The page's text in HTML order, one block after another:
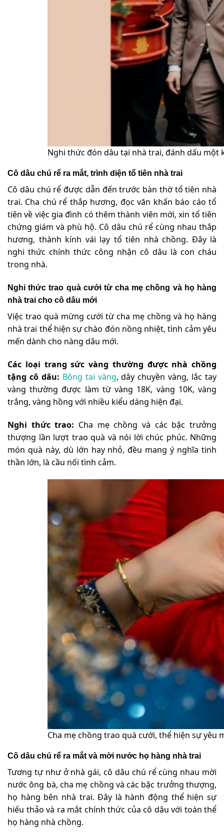
Nghi thức đón dâu tại nhà trai, đánh dấu một
Cô dâu chú rể ra mắt, trình diện tổ tiên nhà trai
Cô dâu chú rể được dẫn đến trước bàn thờ tổ tiên nhà
trai. Cha chú rể thắp hương, đọc văn khấn báo cáo tổ
tiên về việc gia đình có thêm thành viên mới, xin tổ tiên
chứng giám và phù hộ. Cô dâu chú rể cùng nhau thắp
hương, thành kính vái lạy tổ tiên nhà chồng. Đây là
nghi thức chính thức công nhận cô dâu là con cháu
trong nhà.
Nghi thức trao quà cưới từ cha mẹ chồng và họ hàng
nhà trai cho cô dâu mới
Việc trao quà mừng cưới từ cha mẹ chồng và họ hàng
nhà trai thể hiện sự chào đón nồng nhiệt, tình cảm yêu
mến dành cho nàng dâu mới.
Các loại trang sức vàng thường được nhà chồng
tặng cô dâu: Bông tai vàng, dây chuyền vàng, lắc tay
vàng thường được làm từ vàng 18K, vàng 10K, vàng
trắng, vàng hồng với nhiều kiểu dáng hiện đại.
Nghi thức trao: Cha mẹ chồng và các bậc trưởng
thượng lần lượt trao quà và nói lời chúc phúc. Những
món quà này, dù lớn hay nhỏ, đều mang ý nghĩa tinh
thần lớn, là cầu nối tình cảm.
Cha mẹ chồng trao quà cưới, thể hiện sự yêu
Cô dâu chú rể ra mắt và mời nước họ hàng nhà trai
Tương tự như ở nhà gái, cô dâu chú rể cùng nhau mời
nước ông bà, cha mẹ chồng và các bậc trưởng thượng,
họ hàng bên nhà trai. Đây là hành động thể hiện sự
hiếu thảo và ra mắt chính thức của cô dâu với toàn thể
họ hàng nhà chồng.